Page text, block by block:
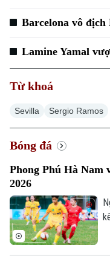
Barcelona vô
Lamine Yamal
Từ khoá
Sevilla Sergio Ramos
Bóng đá
Phong Phú Hà Nam
2026